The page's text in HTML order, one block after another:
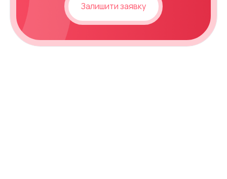
Залишити заявку